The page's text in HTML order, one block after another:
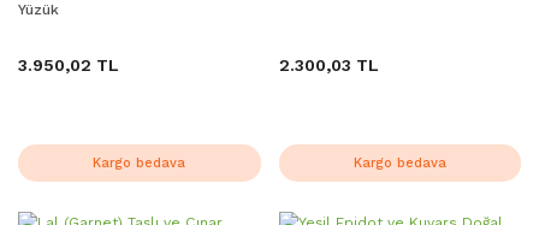
Yüzük
3.950,02 TL
Kargo bedava
2.300,03 TL
Kargo bedava